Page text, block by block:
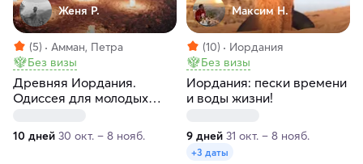
Женя Р.
(5)
Амман, Петра
Без визы
Древняя Иордания.
Одиссея для молодых
10 дней 30 окт. – 8 нояб.
Максим H.
(10)
Иордания
Без визы
Иордания: пески времени
и воды жизни!
9 дней 31 окт. – 8 нояб.
+3 даты